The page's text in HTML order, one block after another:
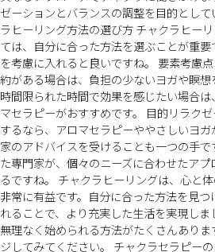
ゼーションとバランスの調整を目的として
ラヒーリング方法の選び方 チャクラヒー
ては、自分に合った方法を選ぶことが重
を考慮に入れると良いですね。 要素考慮
約がある場合は、負担の少ないヨガや瞑想
時間限られた時間で効果を感じたい場合
マセラピーがおすすめです。 目的リラク
するなら、アロマセラピーややさしいヨ
家のアドバイスを受けることも一つの手
た専門家が、個々のニーズに合わせたア
るですね。 チャクラヒーリングは、心と
非常に有益です。自分に合った方法を見つ
れることで、より充実した生活を実現しま
無理なく始められる方法がたくさんあり
ジしてみてください。 チャクラセラピー